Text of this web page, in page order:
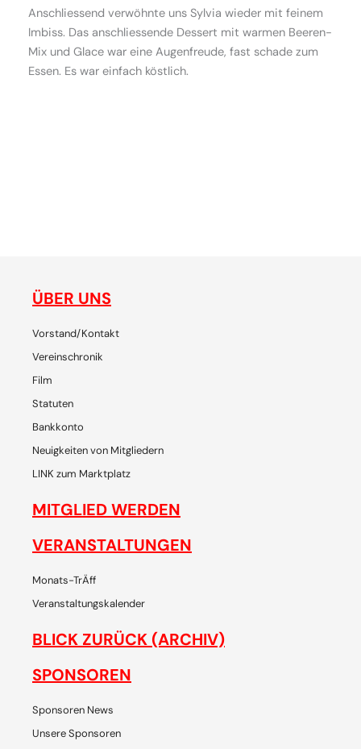
Anschliessend verwöhnte uns Sylvia wieder mit feinem
Imbiss. Das anschliessende Dessert mit warmen Beeren-
Mix und Glace war eine Augenfreude, fast schade zum
Essen. Es war einfach köstlich.
ÜBER UNS
Vorstand/Kontakt
Vereinschronik
Film
Statuten
Bankkonto
Neuigkeiten von Mitgliedern
LINK zum Marktplatz
MITGLIED WERDEN
VERANSTALTUNGEN
Monats-TrÄff
Veranstaltungskalender
BLICK ZURÜCK (ARCHIV)
SPONSOREN
Sponsoren News
Unsere Sponsoren